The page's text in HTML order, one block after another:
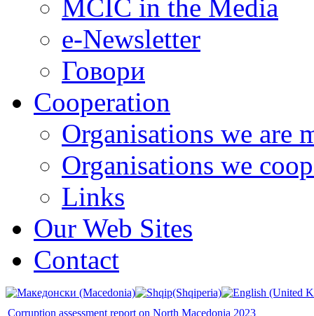
MCIC in the Media
e-Newsletter
Говори
Cooperation
Organisations we are
Organisations we
Links
Our Web Sites
Contact
Corruption assessment report on North Macedonia 2023